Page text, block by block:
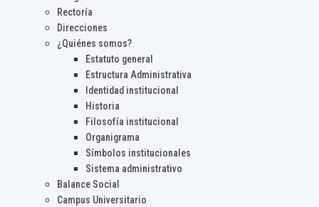
Rectoría
Direcciones
¿Quiénes somos?
Estatuto general
Estructura Administrativa
Identidad institucional
Historia
Filosofía institucional
Organigrama
Símbolos institucionales
Sistema administrativo
Balance Social
Campus Universitario